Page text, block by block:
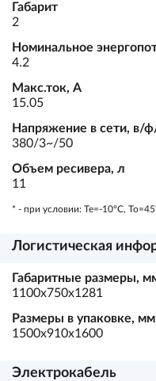
Габарит
2
Номинальное
4.2
Макс.ток, А
15.05
Напряжение в сети, в/
380/3~/50
Объем ресивера, л
11
* - при условии: Te=-10ºC,
Логистическая
Габаритные размеры,
1100х750х1281
Размеры в упаковке, мм
1500х910х1600
Электрокабель